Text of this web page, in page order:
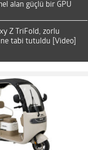
alan güçlü bir GPU
Z TriFold, zorlu
tabi tutuldu [Video]